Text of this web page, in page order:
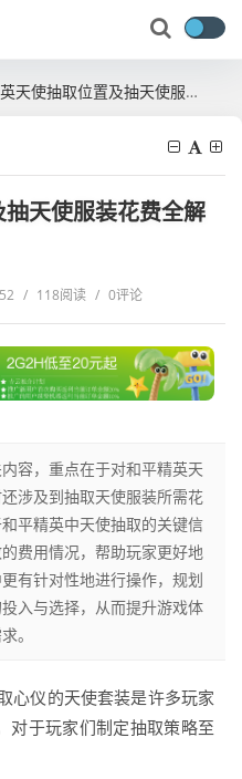
使抽取位置及抽天使服装花费全解析
天使服装花费全解
/ 118阅读 / 0评论
容，重点在于对和平精英天
涉及到抽取天使服装所需花
平精英中天使抽取的关键信
费用情况，帮助玩家更好地
有针对性地进行操作，规划
入与选择，从而提升游戏体
。
心仪的天使套装是许多玩家
对于玩家们制定抽取策略至